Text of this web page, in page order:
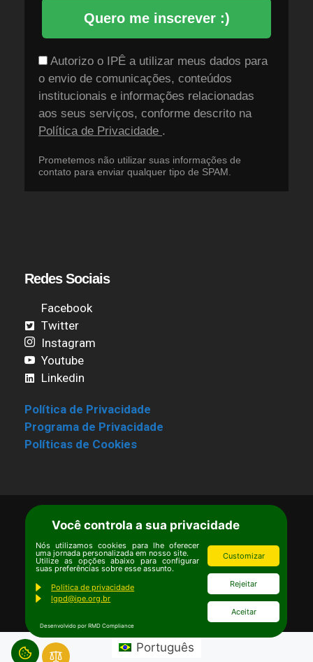
Quero me inscrever :)
Autorizo o IPÊ a utilizar meus dados para
o envio de comunicações, conteúdos
institucionais e informações relacionadas
aos seus serviços, conforme descrito na
Política de Privacidade .
Prometemos não utilizar suas informações de
contato para enviar qualquer tipo de SPAM.
Redes Sociais
Facebook
Twitter
Instagram
Youtube
Linkedin
Política de Privacidade
Programa de Privacidade
Políticas de Cookies
Termos de Uso |Estatuto
Copyright © Ipê – Instituto de Pesquisas
Ecológicas.
Email:
ipe@ipe.org.br
Português
Você controla a sua privacidade
Nós utilizamos cookies para lhe oferecer
uma jornada personalizada em nosso site.
Utilize as opções abaixo para configurar
suas preferências sobre esse assunto.
Politica de privacidade
lgpd@ipe.org.br
Customizar
Rejeitar
Aceitar
Desenvolvido por RMD Compliance